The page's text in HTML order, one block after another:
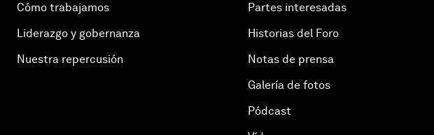
Cómo trabajamos
Liderazgo y gobernanza
Nuestra repercusión
Partes interesadas
Historias del Foro
Notas de prensa
Galería de fotos
Pódcast